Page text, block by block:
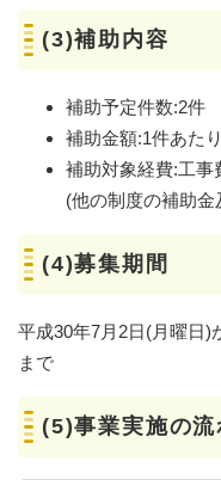
(3)補助内容
補助予定件数:2件
補助金額:1件あた
補助対象経費:工事
(他の制度の補助
(4)募集期間
平成30年7月2日(月曜日)
まで
(5)事業実施の流